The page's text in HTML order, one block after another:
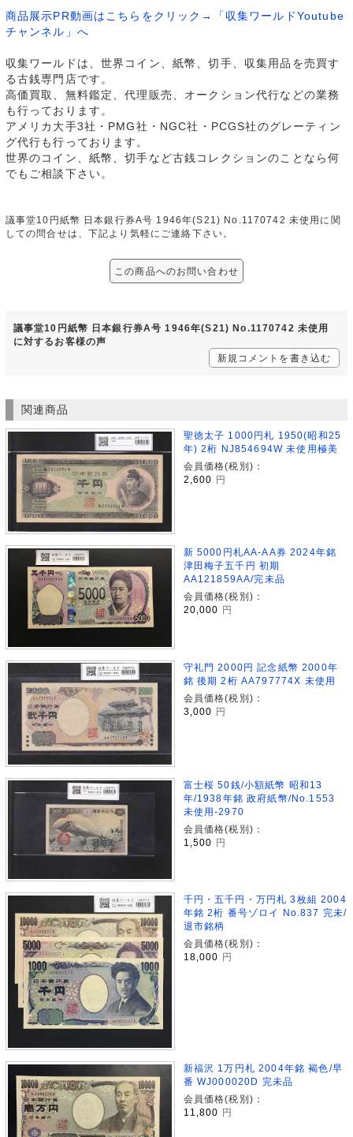
商品展示PR動画はこちらをクリック→「収集ワールドYoutube
チャンネル」へ
収集ワールドは、世界コイン、紙幣、切手、収集用品を売買す
る古銭専門店です。
高価買取、無料鑑定、代理販売、オークション代行などの業務
も行っております。
アメリカ大手3社・PMG社・NGC社・PCGS社のグレーティン
グ代行も行っております。
世界のコイン、紙幣、切手など古銭コレクションのことなら何
でもご相談下さい。
議事堂10円紙幣 日本銀行券A号 1946年(S21) No.1170742 未使用に関
しての問合せは、下記より気軽にご連絡下さい。
この商品へのお問い合わせ
議事堂10円紙幣 日本銀行券A号 1946年(S21) No.1170742 未使用
に対するお客様の声
新規コメントを書き込む
関連商品
聖徳太子 1000円札 1950(昭和25
年) 2桁 NJ854694W 未使用極美
会員価格(税別)：
2,600
円
新 5000円札AA-AA券 2024年銘
津田梅子五千円 初期
AA121859AA/完未品
会員価格(税別)：
20,000
円
守礼門 2000円 記念紙幣 2000年
銘 後期 2桁 AA797774X 未使用
会員価格(税別)：
3,000 円
富士桜 50銭/小額紙幣 昭和13
年/1938年銘 政府紙幣/No.1553
未使用-2970
会員価格(税別)：
1,500 円
千円・五千円・万円札 3枚組 2004
年銘 2桁 番号ゾロイ No.837 完未/
退市銘柄
会員価格(税別)：
18,000
円
新福沢 1万円札 2004年銘 褐色/早
番 WJ000020D 完未品
会員価格(税別)：
11,800
円